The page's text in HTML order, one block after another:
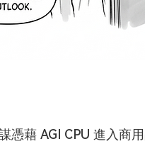
憑藉 AGI CPU 進入商